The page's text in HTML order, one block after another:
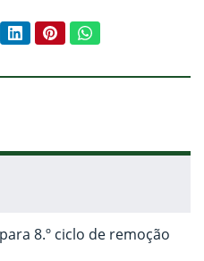
LinkedInPinterestWhatsApp
8.º ciclo de remoção